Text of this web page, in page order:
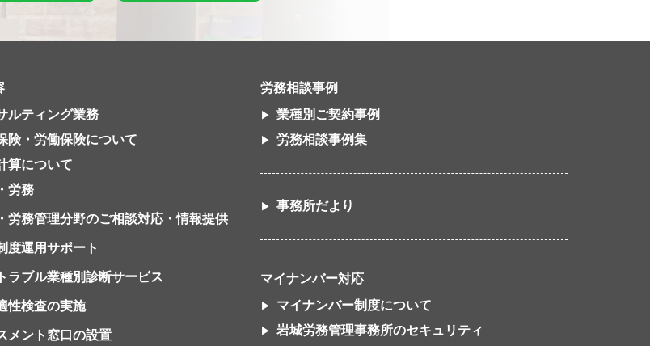
ルティング業務
険・労働保険について
算について
労務
労務管理分野のご相談対応・情報提供
度運用サポート
ラブル業種別診断サービス
性検査の実施
メント窓口の設置
労務相談事例
業種別ご契約事例
労務相談事例集
事務所だより
マイナンバー対応
マイナンバー制度について
岩城労務管理事務所のセキュリティ